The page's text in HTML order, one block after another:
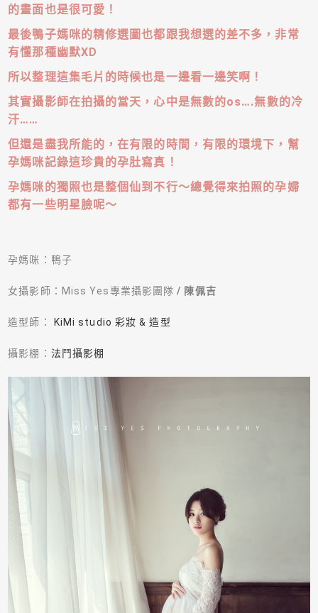
的畫面也是很可愛！
最後鴨子媽咪的精修選圖也都跟我想選的差不多，非常
有懂那種幽默XD
所以整理這集毛片的時候也是一邊看一邊笑啊！
其實攝影師在拍攝的當天，心中是無數的os….無數的冷
汗……
但還是盡我所能的，在有限的時間，有限的環境下，幫
孕媽咪記錄這珍貴的孕肚寫真！
孕媽咪的獨照也是整個仙到不行～總覺得來拍照的孕婦
都有一些明星臉呢～
孕媽咪：鴨子
女攝影師： Miss Yes專業攝影團隊/ 陳佩吉
造型師： KiMi studio 彩妝 & 造型
攝影棚： 法鬥攝影棚